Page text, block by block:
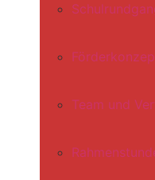
Team und